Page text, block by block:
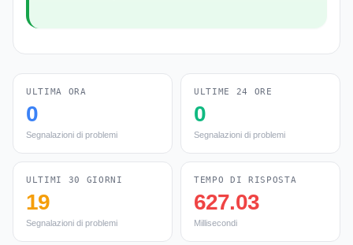
ULTIMA ORA
0
Segnalazioni di problemi
ULTIME 24 ORE
0
Segnalazioni di problemi
ULTIMI 30 GIORNI
19
Segnalazioni di problemi
TEMPO DI RISPOSTA
627.03
Millisecondi